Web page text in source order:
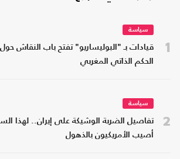
1
سياسة
قيادات بـ "البوليساريو" تفتح باب النقاش
الحكم الذاتي المغربي
2
سياسة
تفاصيل الضربة الوشيكة على إيران.. لهذا
أصيب الأمريكيون بالذهول